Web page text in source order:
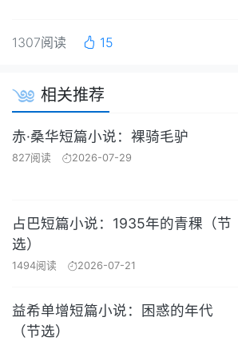
1307阅读 15
相关推荐
赤·桑华短篇小说：裸骑毛驴
827阅读 2026-07-29
占巴短篇小说：1935年的青稞（节
选）
1494阅读 2026-07-21
益希单增短篇小说：困惑的年代
（节选）